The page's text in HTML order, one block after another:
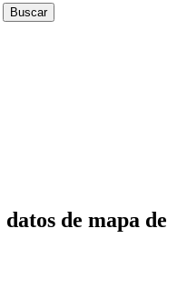
datos de mapa de